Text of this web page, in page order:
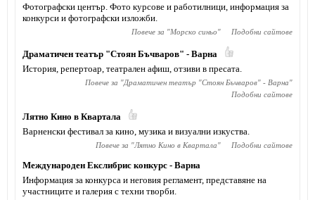
Фотографски център. Фото курсове и работилници, информация за
конкурси и фотографски изложби.
Повече за "Морско синьо" Подобни сайтове
Драматичен театър "Стоян Бъчваров" - Варна
История, репертоар, театрален афиш, отзиви в пресата.
Повече за "Драматичен театър "Стоян Бъчваров" - Варна"
Подобни сайтове
Лятно Кино в Квартала
Варненски фестивал за кино, музика и визуални изкуства.
Повече за "Лятно Кино в Квартала" Подобни сайтове
Международен Екслибрис конкурс - Варна
Информация за конкурса и неговия регламент, представяне на
участниците и галерия с техни творби.